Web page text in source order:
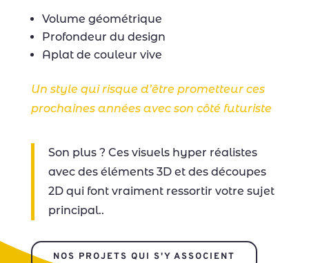
Volume géométrique
Profondeur du design
Aplat de couleur vive
Un style qui risque d’être prometteur ces
prochaines années avec son côté futuriste
Son plus ? Ces visuels hyper réalistes
avec des éléments 3D et des découpes
2D qui font vraiment ressortir votre sujet
principal..
NOS PROJETS QUI S'Y ASSOCIENT